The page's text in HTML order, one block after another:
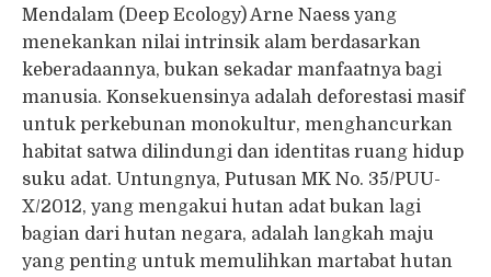
Mendalam (Deep Ecology) Arne Naess yang
menekankan nilai intrinsik alam berdasarkan
keberadaannya, bukan sekadar manfaatnya bagi
manusia. Konsekuensinya adalah deforestasi masif
untuk perkebunan monokultur, menghancurkan
habitat satwa dilindungi dan identitas ruang hidup
suku adat. Untungnya, Putusan MK No. 35/PUU-
X/2012, yang mengakui hutan adat bukan lagi
bagian dari hutan negara, adalah langkah maju
yang penting untuk memulihkan martabat hutan